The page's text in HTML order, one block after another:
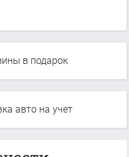
в подарок
авто на учет